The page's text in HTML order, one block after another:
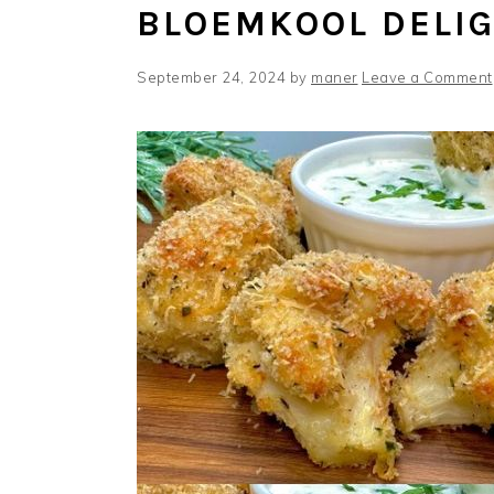
BLOEMKOOL
September 24, 2024 by maner Leave a Comment